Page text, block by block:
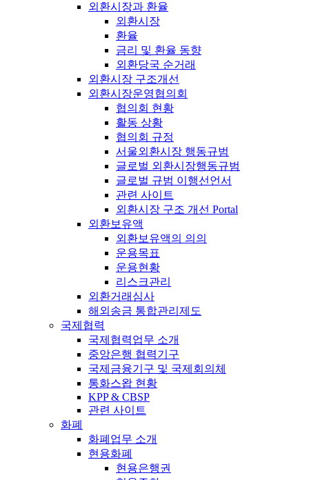
외환시장과 환율
외환시장
환율
금리 및 환율 동향
외환당국 순거래
외환시장 구조개선
외환시장운영협의회
협의회 현황
활동 상황
협의회 규정
서울외환시장 행동규범
글로벌 외환시장행동규범
글로벌 규범 이행선언서
관련 사이트
외환시장 구조 개선 Portal
외환보유액
외환보유액의 의의
운용목표
운용현황
리스크관리
외환거래심사
해외송금 통합관리제도
국제협력
국제협력업무 소개
중앙은행 협력기구
국제금융기구 및 국제회의체
통화스왑 현황
KPP & CBSP
관련 사이트
화폐
화폐업무 소개
현용화폐
현용은행권